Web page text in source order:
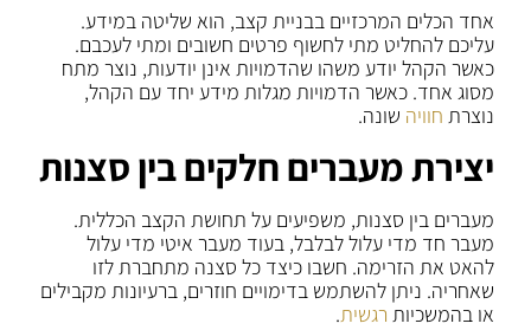
אחד הכלים המרכזיים בבניית קצב, הוא שליטה במידע.
עליכם להחליט מתי לחשוף פרטים חשובים ומתי לעכבם.
כאשר הקהל יודע משהו שהדמויות אינן יודעות, נוצר מתח
מסוג אחד. כאשר הדמויות מגלות מידע יחד עם הקהל,
נוצרת חוויה שונה.
יצירת מעברים חלקים בין סצנות
מעברים בין סצנות, משפיעים על תחושת הקצב הכללית.
מעבר חד מדי עלול לבלבל, בעוד מעבר איטי מדי עלול
להאט את הזרימה. חשבו כיצד כל סצנה מתחברת לזו
שאחריה. ניתן להשתמש בדימויים חוזרים, ברעיונות מקבילים
או בהמשכיות רגשית.